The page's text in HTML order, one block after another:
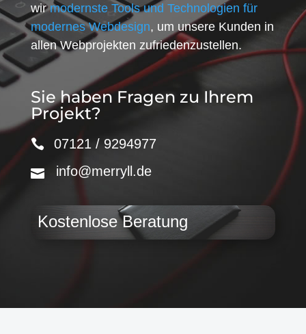
wirmodernste Tools und Technologien für
modernes Webdesign, um unsere Kunden in
allen Webprojekten zufriedenzustellen.
Sie haben Fragen zu Ihrem
Projekt?
07121 / 9294977
info@merryll.de
Kostenlose Beratung